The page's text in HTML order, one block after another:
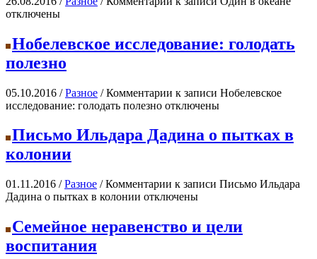
отключены
Нобелевское исследование: голодать
полезно
05.10.2016 /Разное /Комментарии к записи Нобелевское
исследование: голодать полезно отключены
Письмо Ильдара Дадина о пытках в
колонии
01.11.2016 /Разное /Комментарии к записи Письмо Ильдара
Дадина о пытках в колонии отключены
Семейное неравенство и цели
воспитания